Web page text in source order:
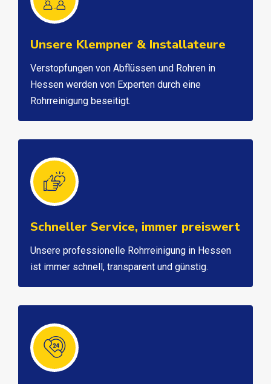
Unsere Klempner & Installateure
Verstopfungen von Abflüssen und Rohren in
Hessen werden von Experten durch eine
Rohrreinigung beseitigt.
Schneller Service, immer preiswert
Unsere professionelle Rohrreinigung in Hessen
ist immer schnell, transparent und günstig.